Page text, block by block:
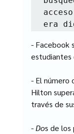
era
- Facebook
estudiantes
- El número
Hilton
través de
- Dos de los